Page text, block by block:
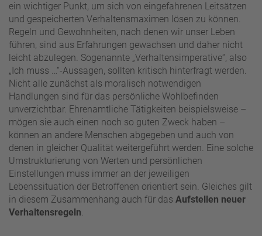
ein wichtiger Punkt, um sich von eingefahrenen Leitsätzen
und gespeicherten Verhaltensmaximen lösen zu können.
Regeln und Gewohnheiten, nach denen wir unser Leben
führen, sind aus Erfahrungen gewachsen und daher nicht
leicht abzulegen. Sogenannte „Verhaltensimperative“, also
„Ich muss …“-Aussagen, sollten kritisch hinterfragt werden.
Nicht alle zunächst als moralisch notwendigen
Handlungen sind für das persönliche Wohlbefinden
unverzichtbar. Ehrenamtliche Tätigkeiten beispielsweise –
mögen sie auch einen noch so guten Zweck haben –
können an andere Menschen abgegeben und auch von
denen in gleicher Qualität weitergeführt werden. Eine solche
Umstrukturierung von Werten und persönlichen
Einstellungen muss immer an der jeweiligen
Lebenssituation der Betroffenen orientiert sein. Gleiches gilt
in diesem Zusammenhang auch für das Aufstellen neuer
Verhaltensregeln.